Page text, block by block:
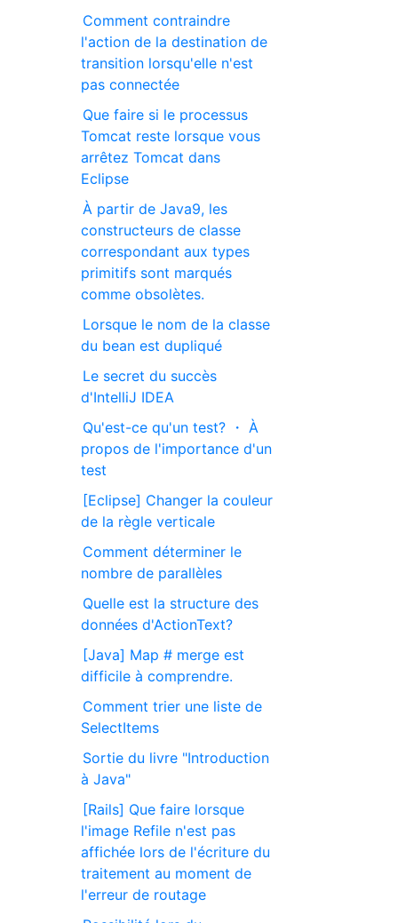
Comment contraindre
l'action de la destination de
transition lorsqu'elle n'est
pas connectée
Que faire si le processus
Tomcat reste lorsque vous
arrêtez Tomcat dans
Eclipse
À partir de Java9, les
constructeurs de classe
correspondant aux types
primitifs sont marqués
comme obsolètes.
Lorsque le nom de la classe
du bean est dupliqué
Le secret du succès
d'IntelliJ IDEA
Qu'est-ce qu'un test? ・ À
propos de l'importance d'un
test
[Eclipse] Changer la couleur
de la règle verticale
Comment déterminer le
nombre de parallèles
Quelle est la structure des
données d'ActionText?
[Java] Map # merge est
difficile à comprendre.
Comment trier une liste de
SelectItems
Sortie du livre "Introduction
à Java"
[Rails] Que faire lorsque
l'image Refile n'est pas
affichée lors de l'écriture du
traitement au moment de
l'erreur de routage